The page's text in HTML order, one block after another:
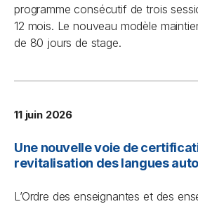
programme consécutif de trois
12 mois. Le nouveau modèle
de 80 jours de stage.
11 juin 2026
Une nouvelle voie de
revitalisation des langues
L’Ordre des enseignantes et des